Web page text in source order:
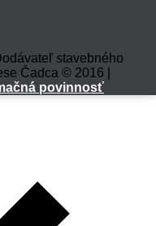
stavebného
Čadca © 2016 |
povinnosť